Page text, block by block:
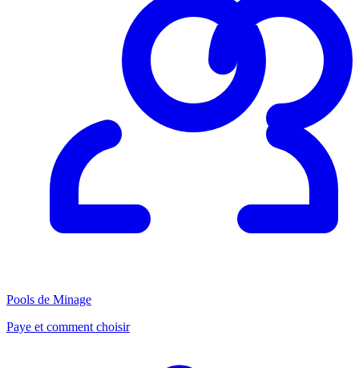
Pools de Minage
Paye et comment choisir